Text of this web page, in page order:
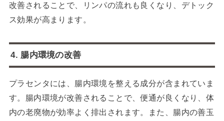
改善されることで、リンパの流れも良くなり、デトック
ス効果が高まります。
4. 腸内環境の改善
プラセンタには、腸内環境を整える成分が含まれていま
す。腸内環境が改善されることで、便通が良くなり、体
内の老廃物が効率よく排出されます。また、腸内の善玉